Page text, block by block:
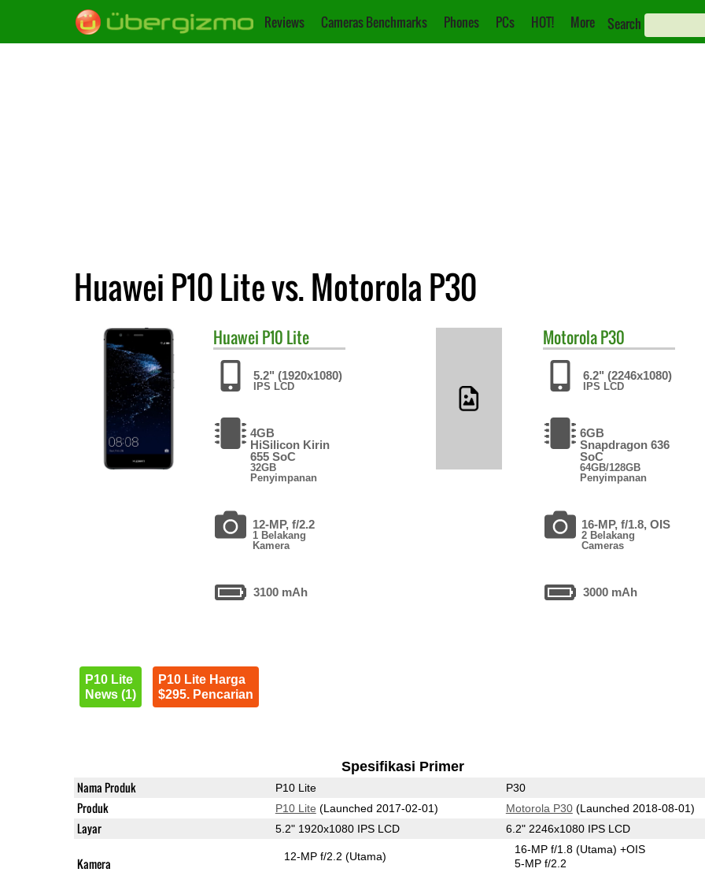
Reviews Cameras Benchmarks Phones PCs HOT! More Search
Huawei P10 Lite vs. Motorola P30
Huawei P10 Lite
5.2" (1920x1080)
IPS LCD
4GB
HiSilicon Kirin
655 SoC
32GB
Penyimpanan
12-MP, f/2.2
1 Belakang
Kamera
3100 mAh
P10 Lite
News (1)
P10 Lite Harga
$295. Pencarian
MotorolaP30
6.2" (2246x1080)
IPS LCD
6GB
Snapdragon 636
SoC
64GB/128GB
Penyimpanan
16-MP, f/1.8, OIS
2 Belakang
Cameras
3000 mAh
Spesifikasi Primer
Nama Produk P10 Lite P30
Produk P10 Lite (Launched 2017-02-01) Motorola P30(Launched 2018-08-01)
Layar 5.2" 1920x1080 IPS LCD 6.2" 2246x1080 IPS LCD
Kamera 12-MP f/2.2(Utama)
16-MP f/1.8(Utama) +OIS
5-MP f/2.2